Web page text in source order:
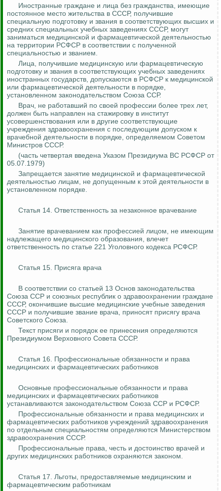
Иностранные граждане и лица без гражданства, имеющие
постоянное место жительства в СССР, получившие
специальную подготовку и звания в соответствующих высших и
средних специальных учебных заведениях СССР, могут
заниматься медицинской и фармацевтической деятельностью
на территории РСФСР в соответствии с полученной
специальностью и званием.
Лица, получившие медицинскую или фармацевтическую
подготовку и звания в соответствующих учебных заведениях
иностранных государств, допускаются в РСФСР к медицинской
или фармацевтической деятельности в порядке,
установленном законодательством Союза ССР.
Врач, не работавший по своей профессии более трех лет,
должен быть направлен на стажировку в институт
усовершенствования или в другие соответствующие
учреждения здравоохранения с последующим допуском к
врачебной деятельности в порядке, определяемом Советом
Министров СССР.
(часть четвертая введена Указом Президиума ВС РСФСР от
05.07.1979)
Запрещается занятие медицинской и фармацевтической
деятельностью лицам, не допущенным к этой деятельности в
установленном порядке.
Статья 14. Ответственность за незаконное врачевание
Занятие врачеванием как профессией лицом, не имеющим
надлежащего медицинского образования, влечет
ответственность по статье 221 Уголовного кодекса РСФСР.
Статья 15. Присяга врача
В соответствии со статьей 13 Основ законодательства
Союза ССР и союзных республик о здравоохранении граждане
СССР, окончившие высшие медицинские учебные заведения
СССР и получившие звание врача, приносят присягу врача
Советского Союза.
Текст присяги и порядок ее принесения определяются
Президиумом Верховного Совета СССР.
Статья 16. Профессиональные обязанности и права
медицинских и фармацевтических работников
Основные профессиональные обязанности и права
медицинских и фармацевтических работников
устанавливаются законодательством Союза ССР и РСФСР.
Профессиональные обязанности и права медицинских и
фармацевтических работников учреждений здравоохранения
по отдельным специальностям определяются Министерством
здравоохранения СССР.
Профессиональные права, честь и достоинство врачей и
других медицинских работников охраняются законом.
Статья 17. Льготы, предоставляемые медицинским и
фармацевтическим работникам